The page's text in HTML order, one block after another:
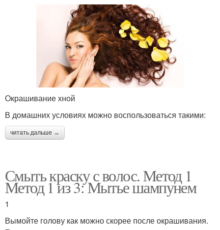
Окрашивание хной
В домашних условиях можно воспользоваться такими:
читать дальше →
Смыть краску с волос. Метод 1
Метод 1 из 3: Мытье шампунем
1
Вымойте голову как можно скорее после окрашивания.